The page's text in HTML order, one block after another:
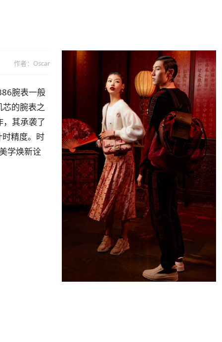
作者：Oscar
腕表一般
的腕表之
，其承袭了
精度。时
学焕新诠